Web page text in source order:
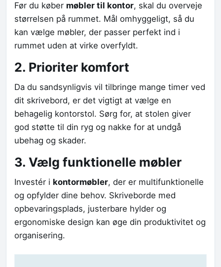
Før du køber møbler til kontor, skal du overveje
størrelsen på rummet. Mål omhyggeligt, så du
kan vælge møbler, der passer perfekt ind i
rummet uden at virke overfyldt.
2. Prioriter komfort
Da du sandsynligvis vil tilbringe mange timer ved
dit skrivebord, er det vigtigt at vælge en
behagelig kontorstol. Sørg for, at stolen giver
god støtte til din ryg og nakke for at undgå
ubehag og skader.
3. Vælg funktionelle møbler
Investér i kontormøbler, der er multifunktionelle
og opfylder dine behov. Skriveborde med
opbevaringsplads, justerbare hylder og
ergonomiske design kan øge din produktivitet og
organisering.